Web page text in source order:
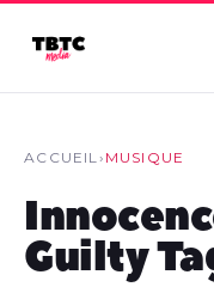
ACCUEIL› MUSIQUE
Guilty